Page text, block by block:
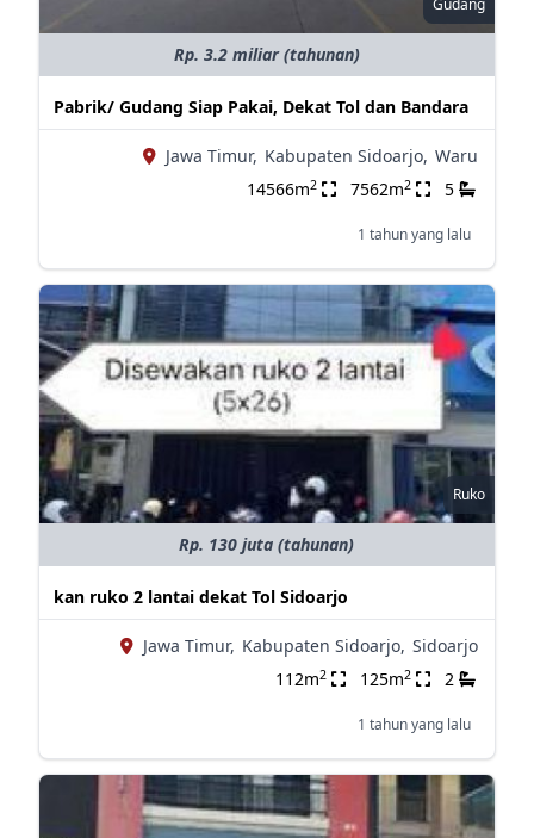
Gudang
Rp. 3.2 miliar (tahunan)
Pabrik/ Gudang Siap Pakai, Dekat Tol dan Bandara
Jawa Timur, Kabupaten Sidoarjo, Waru
14566m2 7562m2 5
1 tahun yang lalu
Ruko
Rp. 130 juta (tahunan)
kan ruko 2 lantai dekat Tol Sidoarjo
Jawa Timur, Kabupaten Sidoarjo, Sidoarjo
112m2 125m2 2
1 tahun yang lalu